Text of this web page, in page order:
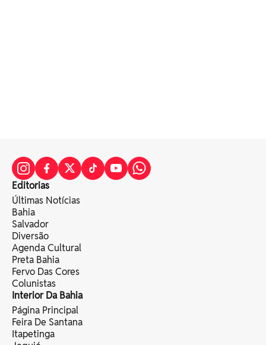
Editorias
Últimas Notícias
Bahia
Salvador
Diversão
Agenda Cultural
Preta Bahia
Fervo Das Cores
Colunistas
Interior Da Bahia
Página Principal
Feira De Santana
Itapetinga